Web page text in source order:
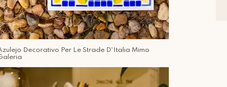
Decorativo Per Le Strade D'Italia Mimo